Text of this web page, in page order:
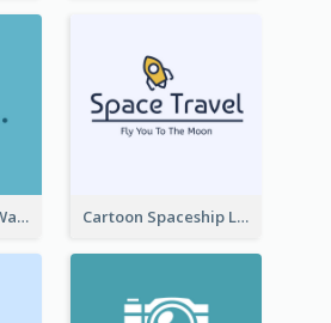
Blue Tone Water Wave Logo Cartoon Spaceship Logo